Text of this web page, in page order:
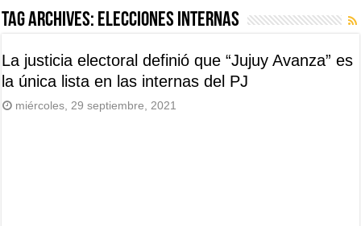
Tag Archives: elecciones internas
La justicia electoral definió que “Jujuy Avanza” es
la única lista en las internas del PJ
miércoles, 29 septiembre, 2021